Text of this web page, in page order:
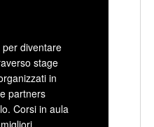
per diventare
stage
in
partners
Corsi in aula